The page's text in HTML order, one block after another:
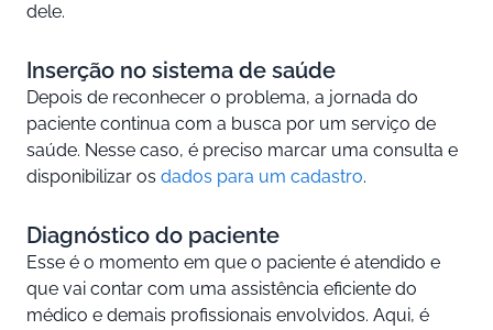
dele.
Inserção no sistema de saúde
Depois de reconhecer o problema, a jornada do
paciente continua com a busca por um serviço de
saúde. Nesse caso, é preciso marcar uma consulta e
disponibilizar os dados para um cadastro.
Diagnóstico do paciente
Esse é o momento em que o paciente é atendido e
que vai contar com uma assistência eficiente do
médico e demais profissionais envolvidos. Aqui, é